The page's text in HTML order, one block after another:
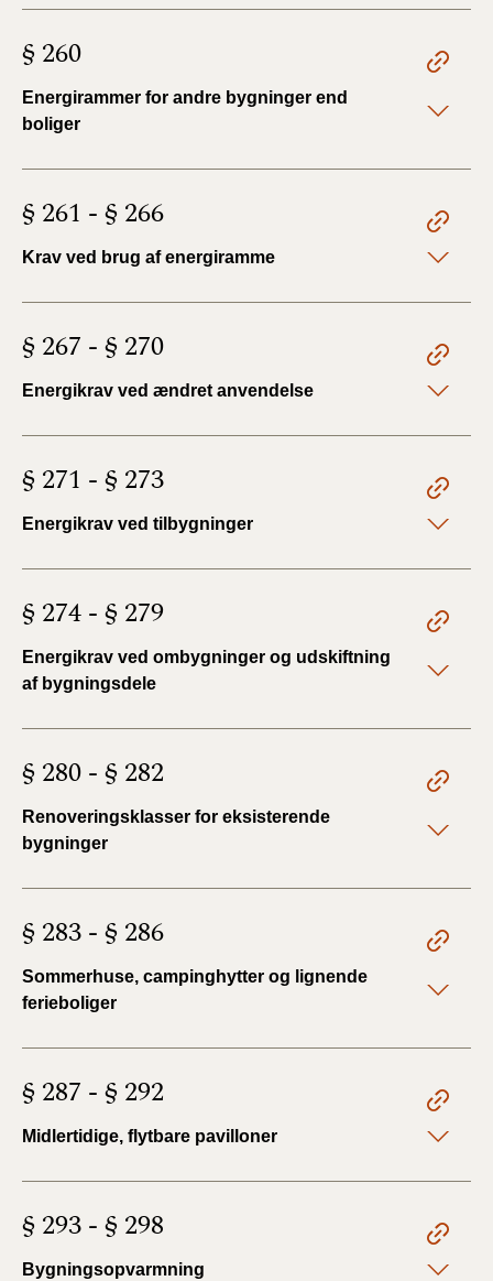
§ 260
Energirammer for andre bygninger end
boliger
§ 261 - § 266
Krav ved brug af energiramme
§ 267 - § 270
Energikrav ved ændret anvendelse
§ 271 - § 273
Energikrav ved tilbygninger
§ 274 - § 279
Energikrav ved ombygninger og udskiftning
af bygningsdele
§ 280 - § 282
Renoveringsklasser for eksisterende
bygninger
§ 283 - § 286
Sommerhuse, campinghytter og lignende
ferieboliger
§ 287 - § 292
Midlertidige, flytbare pavilloner
§ 293 - § 298
Bygningsopvarmning